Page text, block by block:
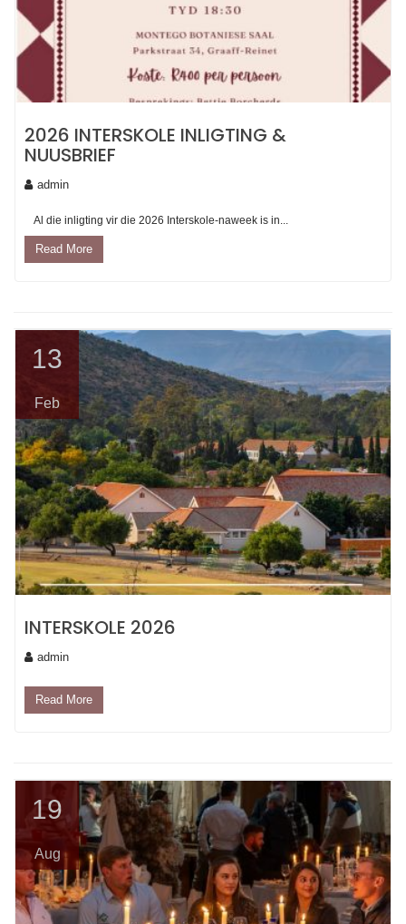
2026 INTERSKOLE INLIGTING &
NUUSBRIEF
admin
Al die inligting vir die 2026 Interskole-naweek is in...
Read More
13
Feb
INTERSKOLE 2026
admin
Read More
19
Aug